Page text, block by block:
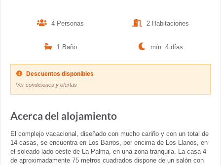
4 Personas 2 Habitaciones
1 Baño mín. 4 días
Descuentos disponibles
Ver condiciones y ofertas
Acerca del alojamiento
El complejo vacacional, diseñado con mucho cariño y con un total de
14 casas, se encuentra en Los Barros, por encima de Los Llanos, en
el soleado lado oeste de La Palma, en una zona tranquila. La casa 4
de aproximadamente 75 metros cuadrados dispone de un salón con